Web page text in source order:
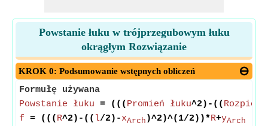
Powstanie łuku w trójprzegubowym łuku
okrągłym Rozwiązanie
KROK 0: Podsumowanie wstępnych obliczeń
Formułę używana
Powstanie łuku = ((( Promień łuku^2)-((
f = ((( R^2)-(( l/2)-xArch )^2)^(1/2))*R+yArch